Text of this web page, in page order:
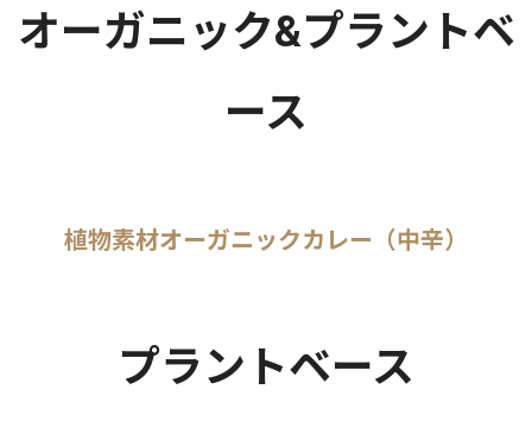
オーガニック&プラントベ
ース
植物素材オーガニックカレー（中辛）
プラントベース